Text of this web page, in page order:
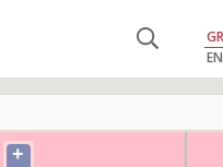
GR
EN
+